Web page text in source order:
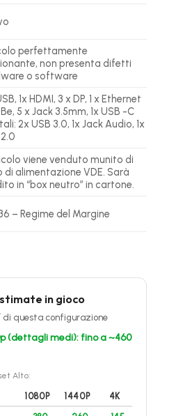
perfettamente
non presenta difetti
o software
1x HDMI, 3 x DP, 1 x Ethernet
5 x Jack 3.5mm, 1x USB -C
2x USB 3.0, 1x Jack Audio, 1x
viene venduto munito di
di alimentazione VDE. Sarà
in “box neutro” in cartone.
– Regime del Margine
in gioco
di questa configurazione
(dettagli medi): fino a ~460
Alto:
1080P 1440P
4K